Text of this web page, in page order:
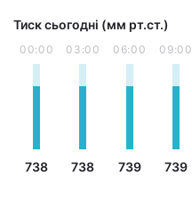
Тиск сьогодні (мм рт.ст.)
00:00
738
03:00
738
06:00
739
09:00
739